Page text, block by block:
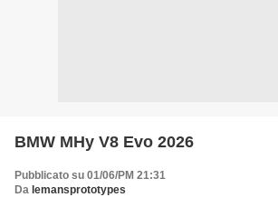
BMW MHy V8 Evo 2026
Pubblicato su 01/06/PM 21:31
Da lemansprototypes